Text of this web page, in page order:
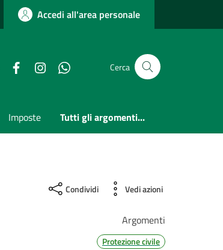
Accedi all'area personale
FacebookInstagramwhatsappCerca
Imposte Tutti gli argomenti...
Condividi Vedi azioni
Argomenti
Protezione civile